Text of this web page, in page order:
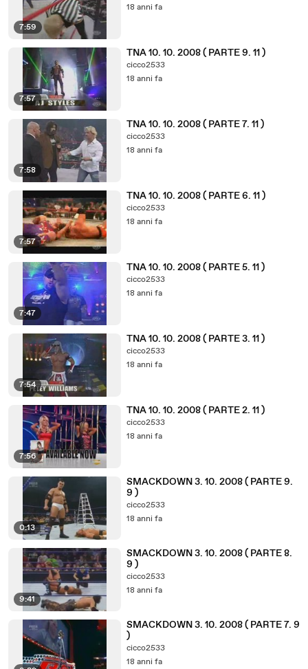
7:59
18 anni fa
7:57
TNA 10. 10. 2008 ( PARTE 9. 11 )
cicco2533
18 anni fa
7:58
TNA 10. 10. 2008 ( PARTE 7. 11 )
cicco2533
18 anni fa
7:57
TNA 10. 10. 2008 ( PARTE 6. 11 )
cicco2533
18 anni fa
7:47
TNA 10. 10. 2008 ( PARTE 5. 11 )
cicco2533
18 anni fa
7:54
TNA 10. 10. 2008 ( PARTE 3. 11 )
cicco2533
18 anni fa
7:56
TNA 10. 10. 2008 ( PARTE 2. 11 )
cicco2533
18 anni fa
0:13
SMACKDOWN 3. 10. 2008 ( PARTE 9.
9 )
cicco2533
18 anni fa
9:41
SMACKDOWN 3. 10. 2008 ( PARTE 8.
9 )
cicco2533
18 anni fa
SMACKDOWN 3. 10. 2008 ( PARTE 7. 9
)
cicco2533
18 anni fa